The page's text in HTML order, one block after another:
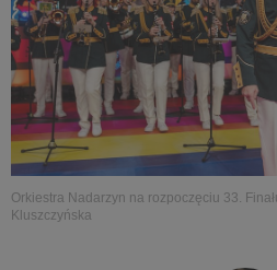
Orkiestra Nadarzyn na rozpoczęciu 33.
Kluszczyńska